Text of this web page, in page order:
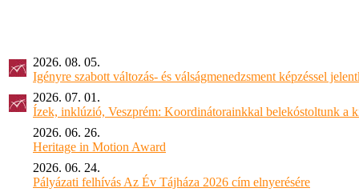
2026. 08. 05.
Igényre szabott változás- és válságmenedzsment képzéssel
2026. 07. 01.
Ízek, inklúzió, Veszprém: Koordinátorainkkal belekóstoltunk a
2026. 06. 26.
Heritage in Motion Award
2026. 06. 24.
Pályázati felhívás Az Év Tájháza 2026 cím elnyerésére